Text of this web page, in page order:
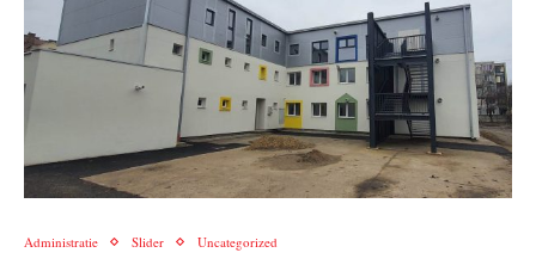
Administratie Slider Uncategorized